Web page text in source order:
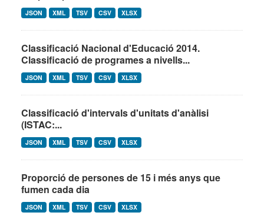
JSON XML TSV CSV XLSX
Classificació Nacional d'Educació 2014.
Classificació de programes a nivells...
JSON XML TSV CSV XLSX
Classificació d'intervals d'unitats d'anàlisi
(ISTAC:...
JSON XML TSV CSV XLSX
Proporció de persones de 15 i més anys que
fumen cada dia
JSON XML TSV CSV XLSX